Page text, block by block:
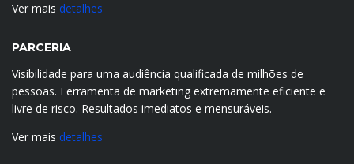
Ver mais detalhes
PARCERIA
Visibilidade para uma audiência qualificada de milhões de
pessoas. Ferramenta de marketing extremamente eficiente e
livre de risco. Resultados imediatos e mensuráveis.
Ver mais detalhes